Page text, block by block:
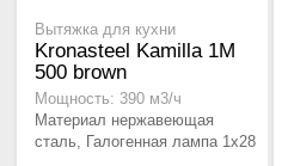
Вытяжка для кухни
Kronasteel Kamilla 1M
500 brown
Мощность: 390 м3/ч
Материал нержавеющая
сталь, Галогенная лампа 1x28